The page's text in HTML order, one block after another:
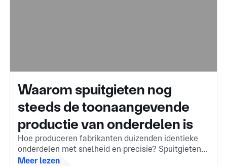
Waarom spuitgieten nog
steeds de toonaangevende
productie van onderdelen is
Hoe produceren fabrikanten duizenden identieke
onderdelen met snelheid en precisie? Spuitgieten is
het antwoord, een essentiële methode die
Meer lezen